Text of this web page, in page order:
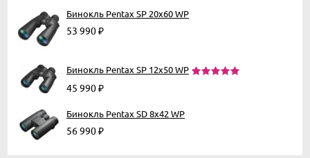
Бинокль Pentax SP 20х60 WP
53 990₽
Бинокль Pentax SP 12x50 WP
45 990₽
Бинокль Pentax SD 8x42 WP
56 990₽